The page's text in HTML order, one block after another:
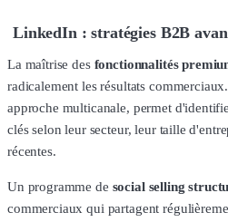
LinkedIn : stratégies B2B
La maîtrise des fonctionnalités
radicalement les résultats
approche multicanale, permet
clés selon leur secteur, leur taille
récentes.
Un programme de social selling
commerciaux qui partagent